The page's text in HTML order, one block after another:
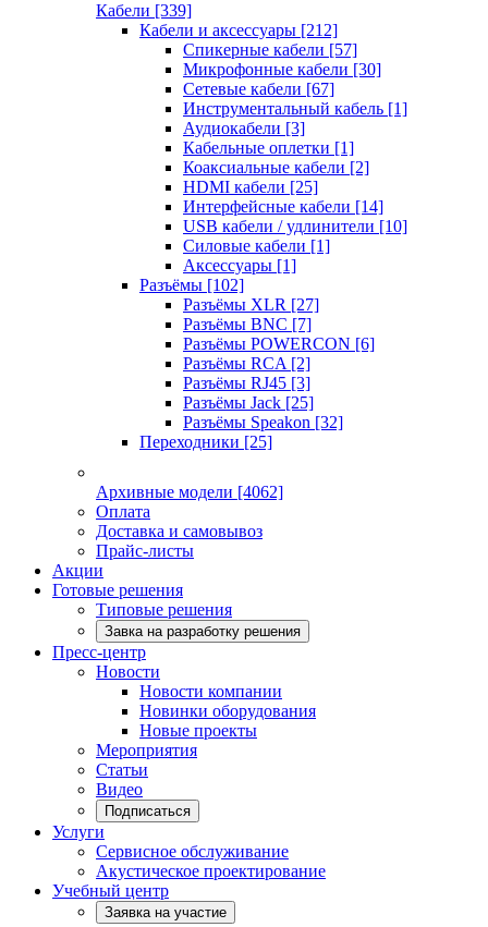
Кабели [339]
Кабели и аксессуары [212]
Спикерные кабели [57]
Микрофонные кабели [30]
Сетевые кабели [67]
Инструментальный кабель [1]
Аудиокабели [3]
Кабельные оплетки [1]
Коаксиальные кабели [2]
HDMI кабели [25]
Интерфейсные кабели [14]
USB кабели / удлинители [10]
Силовые кабели [1]
Аксессуары [1]
Разъёмы [102]
Разъёмы XLR [27]
Разъёмы BNC [7]
Разъёмы POWERCON [6]
Разъёмы RCA [2]
Разъёмы RJ45 [3]
Разъёмы Jack [25]
Разъёмы Speakon [32]
Переходники [25]
Архивные модели [4062]
Оплата
Доставка и самовывоз
Прайс-листы
Акции
Готовые решения
Типовые решения
Завка на разработку решения
Пресс-центр
Новости
Новости компании
Новинки оборудования
Новые проекты
Мероприятия
Статьи
Видео
Подписаться
Услуги
Сервисное обслуживание
Акустическое проектирование
Учебный центр
Заявка на участие